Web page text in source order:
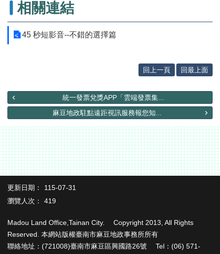
上
申
辦
與
民
服
民
意
交
流
下
專
主
題
相關連結
45 秒短影音--不錯的選擇篇
回上一頁 回最上面
統一發票兌獎APP「雲端發票集...
麻豆地政駐點遠距視訊服務報您知...
更新日期：
115-07-31
瀏覽人次：
419
Madou Land Office,Tainan City. Copyright 2013, All Rights
Reserved. 本網站版權臺南市麻豆地政事務所所有
聯絡地址：(721008)臺南市麻豆區興國路26號 Tel：(06) 571-